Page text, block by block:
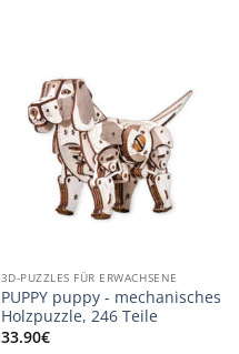
3D-PUZZLES FÜR ERWACHSENE
PUPPY puppy - mechanisches
Holzpuzzle, 246 Teile
33.90€